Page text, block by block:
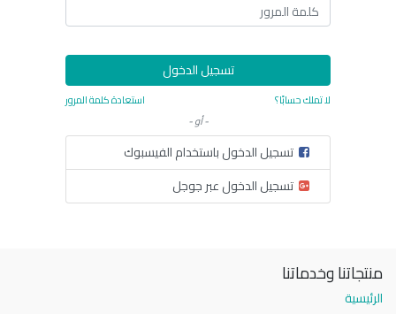
تسجيل الدخول
لا تملك حسابًا؟
استعادة كلمة المرور
- أو -
تسجيل الدخول باستخدام الفيسبوك
تسجيل الدخول عبر جوجل
منتجاتنا وخدماتنا
الرئيسية